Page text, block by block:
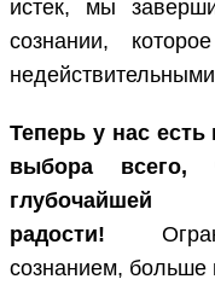
истек, мы
сознании,
Теперь у нас
выбора всего,
радости!
сознанием, больше